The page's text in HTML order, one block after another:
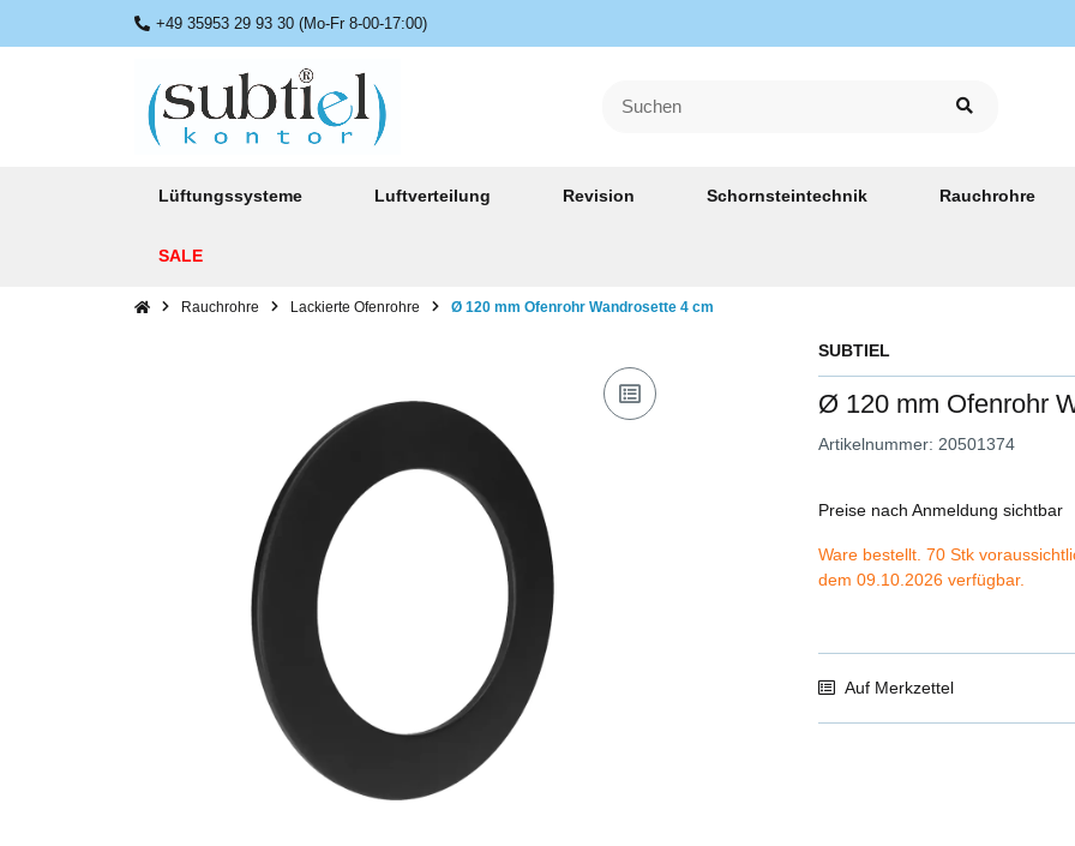
+49 35953 29 93 30 (Mo-Fr 8-00-17:00)
Lüftungssysteme Luftverteilung Revision Schornsteintechnik Rauchrohre
SALE
Rauchrohre Lackierte Ofenrohre Ø 120 mm Ofenrohr Wandrosette 4 cm
SUBTIEL
Ø 120 mm Ofenrohr
Artikelnummer: 20501374
Preise nach Anmeldung sichtbar
Ware bestellt. 70 Stk
dem 09.10.2026 verfügbar.
Auf Merkzettel